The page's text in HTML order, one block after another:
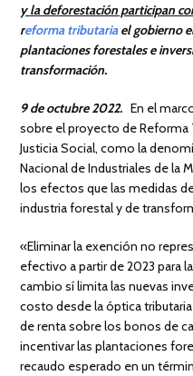
y la deforestación participan
reforma tributariael gobierno
plantaciones forestales e
transformación.
9 de octubre 2022. En el
sobre el proyecto de Reforma
Justicia Social, como la
Nacional de Industriales de la
los efectos que las medidas
industria forestal y de
«Eliminar la exención no
efectivo a partir de 2023 para
cambio sí limita las nuevas
costo desde la óptica
de renta sobre los bonos de
incentivar las plantaciones
recaudo esperado en un